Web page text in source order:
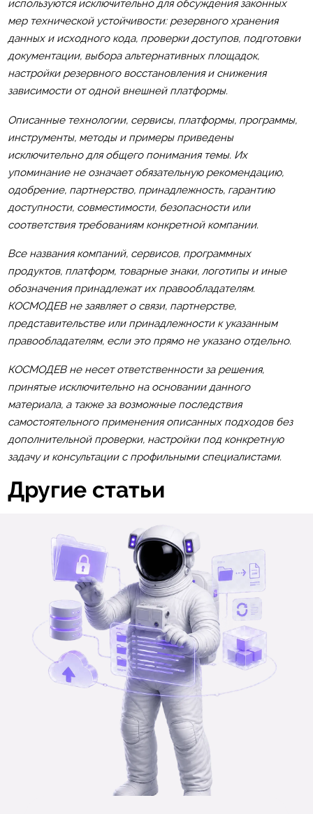
используются исключительно для обсуждения законных
мер технической устойчивости: резервного хранения
данных и исходного кода, проверки доступов, подготовки
документации, выбора альтернативных площадок,
настройки резервного восстановления и снижения
зависимости от одной внешней платформы.
Описанные технологии, сервисы, платформы, программы,
инструменты, методы и примеры приведены
исключительно для общего понимания темы. Их
упоминание не означает обязательную рекомендацию,
одобрение, партнерство, принадлежность, гарантию
доступности, совместимости, безопасности или
соответствия требованиям конкретной компании.
Все названия компаний, сервисов, программных
продуктов, платформ, товарные знаки, логотипы и иные
обозначения принадлежат их правообладателям.
КОСМОДЕВ не заявляет о связи, партнерстве,
представительстве или принадлежности к указанным
правообладателям, если это прямо не указано отдельно.
КОСМОДЕВ не несет ответственности за решения,
принятые исключительно на основании данного
материала, а также за возможные последствия
самостоятельного применения описанных подходов без
дополнительной проверки, настройки под конкретную
задачу и консультации с профильными специалистами.
Другие статьи